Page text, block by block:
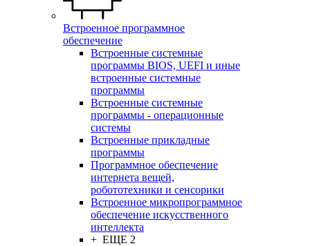
Встроенное программное
обеспечение
Встроенные системные
программы BIOS, UEFI и иные
встроенные системные
программы
Встроенные системные
программы - операционные
системы
Встроенные прикладные
программы
Программное обеспечение
интернета вещей,
робототехники и сенсорики
Встроенное микропрограммное
обеспечение искусственного
интеллекта
+ ЕЩЕ 2